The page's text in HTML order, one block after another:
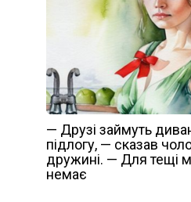
— Друзі займуть
підлогу, — сказав
дружині. — Для тещі
немає